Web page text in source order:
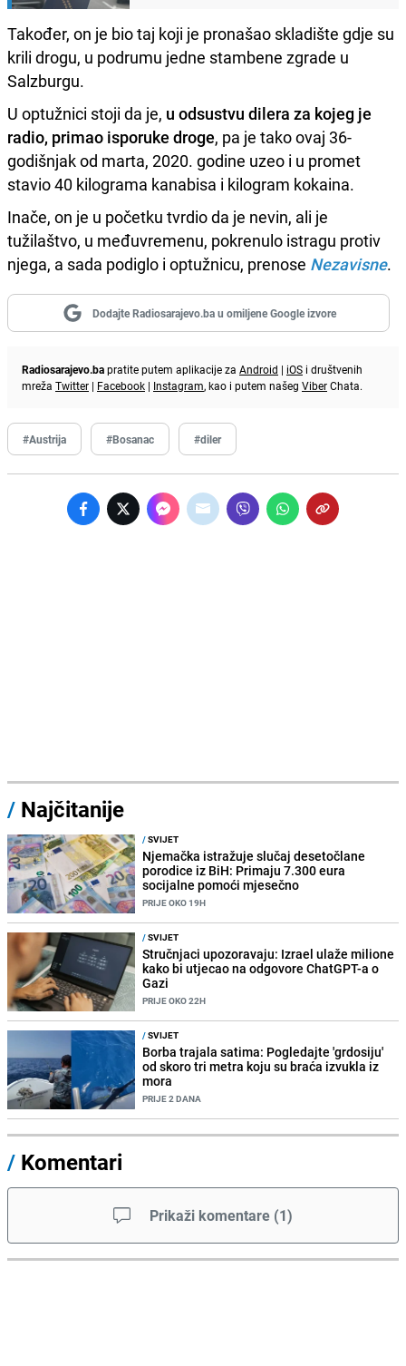
Također, on je bio taj koji je pronašao skladište gdje su
krili drogu, u podrumu jedne stambene zgrade u
Salzburgu.
U optužnici stoji da je, u odsustvu dilera za kojeg je
radio, primao isporuke droge, pa je tako ovaj 36-
godišnjak od marta, 2020. godine uzeo i u promet
stavio 40 kilograma kanabisa i kilogram kokaina.
Inače, on je u početku tvrdio da je nevin, ali je
tužilaštvo, u međuvremenu, pokrenulo istragu protiv
njega, a sada podiglo i optužnicu, prenose Nezavisne.
Dodajte Radiosarajevo.ba u omiljene Google izvore
Radiosarajevo.bapratite putem aplikacije za Android | iOS i društvenih
mreža Twitter | Facebook | Instagram, kao i putem našeg ViberChata.
#Austrija #Bosanac #diler
/ Najčitanije
/SVIJET
Njemačka istražuje slučaj desetočlane
porodice iz BiH: Primaju 7.300 eura
socijalne pomoći mjesečno
PRIJE OKO 19H
/SVIJET
Stručnjaci upozoravaju: Izrael ulaže milione
kako bi utjecao na odgovore ChatGPT-a o
Gazi
PRIJE OKO 22H
/SVIJET
Borba trajala satima: Pogledajte 'grdosiju'
od skoro tri metra koju su braća izvukla iz
mora
PRIJE 2 DANA
/ Komentari
Prikaži komentare (1)